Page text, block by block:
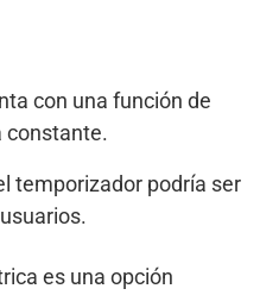
con una función de
constante.
temporizador podría ser
es una opción